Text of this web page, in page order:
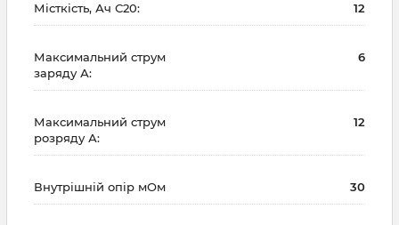
Місткість, Ач С20: 12
Максимальний струм
заряду А:
6
Максимальний струм
розряду А:
12
Внутрішній опір мОм 30